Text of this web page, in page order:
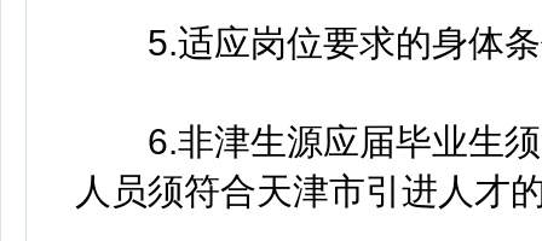
5.适应岗位要求的身体条
6.非津生源应届毕业生须
人员须符合天津市引进人才